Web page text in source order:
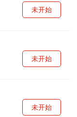
未开始
未开始
未开始